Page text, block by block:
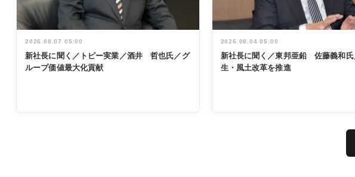
2026.08.07 05:00
新社長に聞く／トピー実業／酒井 哲也氏／グ
ループ価値最大化貢献
2026.08.04 05:00
新社長に聞く／東邦亜鉛 佐藤義和氏
生・風土改革を推進